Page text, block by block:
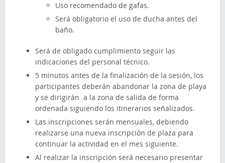
Uso recomendado de gafas.
Será obligatorio el uso de ducha antes del
baño.
Será de obligado cumplimiento seguir las
indicaciones del personal técnico.
5 minutos antes de la finalización de la sesión, los
participantes deberán abandonar la zona de playa
y se dirigirán a la zona de salida de forma
ordenada siguiendo los itinerarios señalizados.
Las inscripciones serán mensuales, debiendo
realizarse una nueva inscripción de plaza para
continuar la actividad en el mes siguiente.
Al realizar la inscripción será necesario presentar